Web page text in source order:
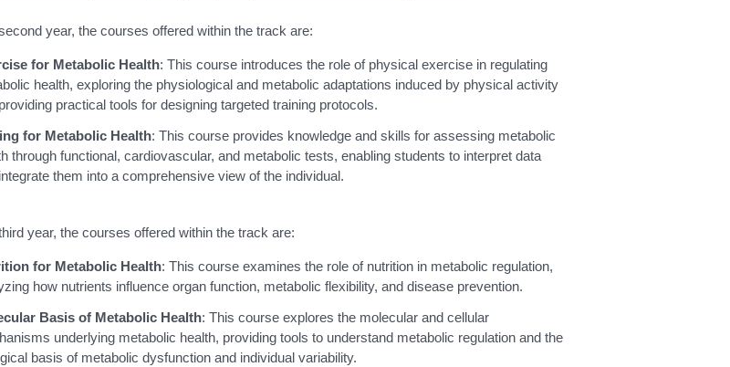
year, the courses offered within the track are:
for Metabolic Health: This course introduces the role of physical exercise in regulating
health, exploring the physiological and metabolic adaptations induced by physical activity
practical tools for designing targeted training protocols.
for Metabolic Health: This course provides knowledge and skills for assessing metabolic
through functional, cardiovascular, and metabolic tests, enabling students to interpret data
them into a comprehensive view of the individual.
year, the courses offered within the track are:
for Metabolic Health: This course examines the role of nutrition in metabolic regulation,
how nutrients influence organ function, metabolic flexibility, and disease prevention.
Basis of Metabolic Health: This course explores the molecular and cellular
underlying metabolic health, providing tools to understand metabolic regulation and the
basis of metabolic dysfunction and individual variability.